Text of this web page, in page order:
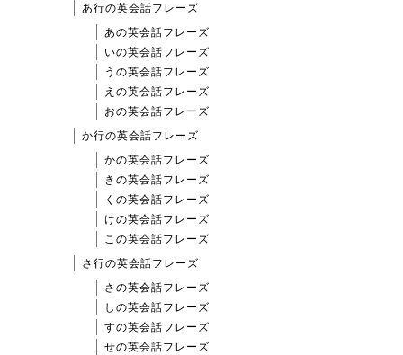
あ行の英会話フレーズ
あの英会話フレーズ
いの英会話フレーズ
うの英会話フレーズ
えの英会話フレーズ
おの英会話フレーズ
か行の英会話フレーズ
かの英会話フレーズ
きの英会話フレーズ
くの英会話フレーズ
けの英会話フレーズ
この英会話フレーズ
さ行の英会話フレーズ
さの英会話フレーズ
しの英会話フレーズ
すの英会話フレーズ
せの英会話フレーズ